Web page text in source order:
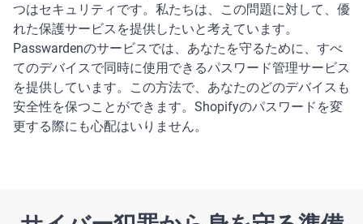
つはセキュリティです。私たちは、この問題に対して、優
れた保護サービスを提供したいと考えています。
Passwardenのサービスでは、あなたを守るために、すべ
てのデバイスで同時に使用できるパスワード管理サービス
を提供しています。この方法で、あなたのどのデバイスも
安全性を保つことができます。Shopifyのパスワードを変
更する際にも心配はいりません。